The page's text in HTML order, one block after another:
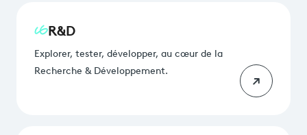
R&D
Explorer, tester, développer, au cœur de la
Recherche & Développement.